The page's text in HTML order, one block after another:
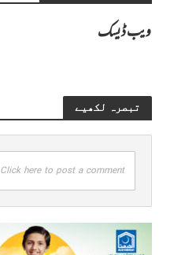
ویب ڈیسک
تبصرہ لکھیے
Click here to post a comment